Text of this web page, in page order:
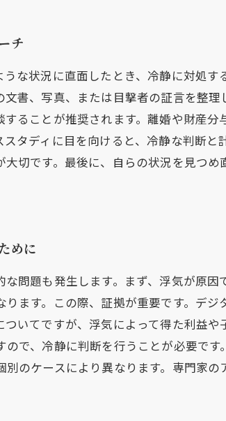
チ
な状況に直面したとき、冷静に対処
書、写真、または目撃者の証言を整
ることが推奨されます。離婚や財産分
タディに目を向けると、冷静な判断と
切です。最後に、自らの状況を見つ
めに
問題も発生します。まず、浮気が原
ます。この際、証拠が重要です。デ
いてですが、浮気によって得た利益
で、冷静に判断を行うことが必要で
のケースにより異なります。専門家